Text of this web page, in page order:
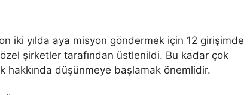
iki yılda aya misyon göndermek için 12 girişimde
şirketler tarafından üstlenildi. Bu kadar çok
düşünmeye başlamak önemlidir.